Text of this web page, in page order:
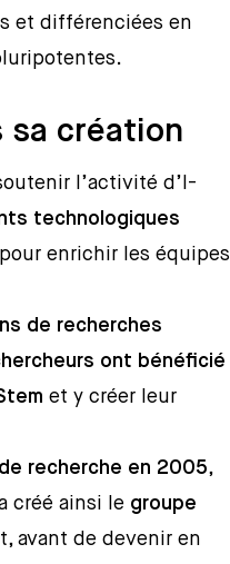
et différenciées en
sa création
l’activité d’I-
technologiques
enrichir les équipes
de recherches
ont bénéficié
et y créer leur
recherche en 2005,
créé ainsi le groupe
avant de devenir en